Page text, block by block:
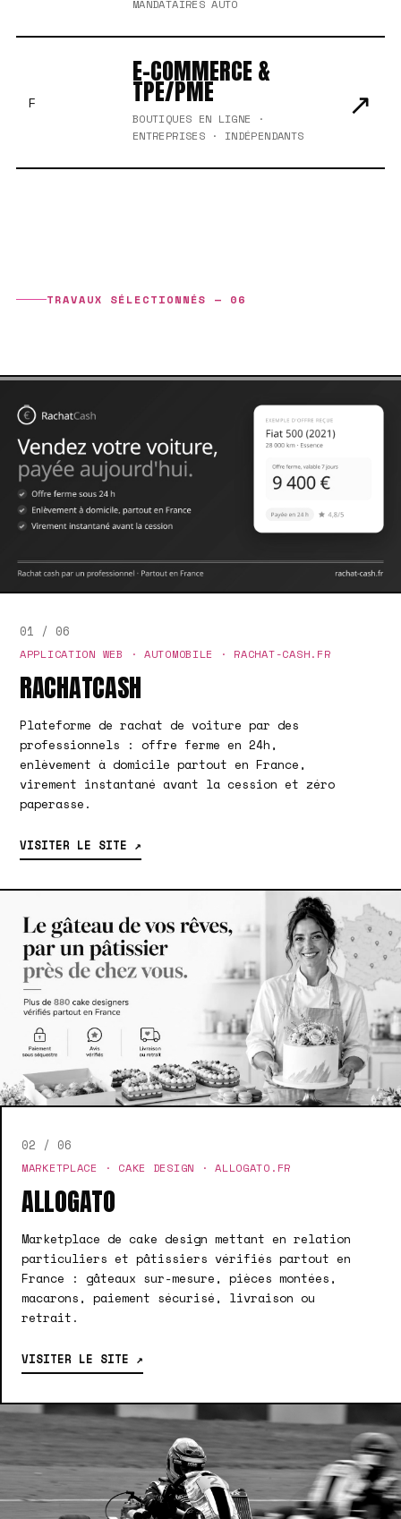
MANDATAIRES AUTO
F
E-COMMERCE &
TPE/PME
BOUTIQUES EN LIGNE ·
ENTREPRISES · INDÉPENDANTS
↗
TRAVAUX SÉLECTIONNÉS — 06
01 / 06
APPLICATION WEB · AUTOMOBILE · RACHAT-CASH.FR
RACHATCASH
Plateforme de rachat de voiture par des
professionnels : offre ferme en 24h,
enlèvement à domicile partout en France,
virement instantané avant la cession et zéro
paperasse.
VISITER LE SITE ↗
02 / 06
MARKETPLACE · CAKE DESIGN · ALLOGATO.FR
ALLOGATO
Marketplace de cake design mettant en relation
particuliers et pâtissiers vérifiés partout en
France : gâteaux sur-mesure, pièces montées,
macarons, paiement sécurisé, livraison ou
retrait.
VISITER LE SITE ↗